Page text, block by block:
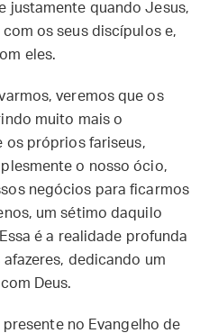
justamente quando Jesus,
os seus discípulos e,
eles.
veremos que os
muito mais o
os próprios fariseus,
o nosso ócio,
negócios para ficarmos
um sétimo daquilo
é a realidade profunda
dedicando um
Deus.
no Evangelho de